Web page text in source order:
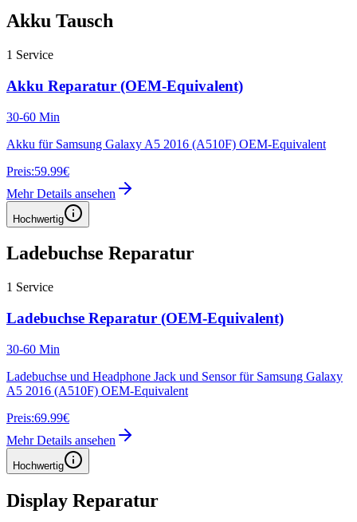
Akku Tausch
1 Service
Akku Reparatur (OEM-Equivalent)
30-60 Min
Akku für Samsung Galaxy A5 2016 (A510F) OEM-Equivalent
Preis:59.99€
Mehr Details ansehen
Hochwertig
Ladebuchse Reparatur
1 Service
Ladebuchse Reparatur (OEM-Equivalent)
30-60 Min
Ladebuchse und Headphone Jack und Sensor für Samsung Galaxy
A5 2016 (A510F) OEM-Equivalent
Preis:69.99€
Mehr Details ansehen
Hochwertig
Display Reparatur